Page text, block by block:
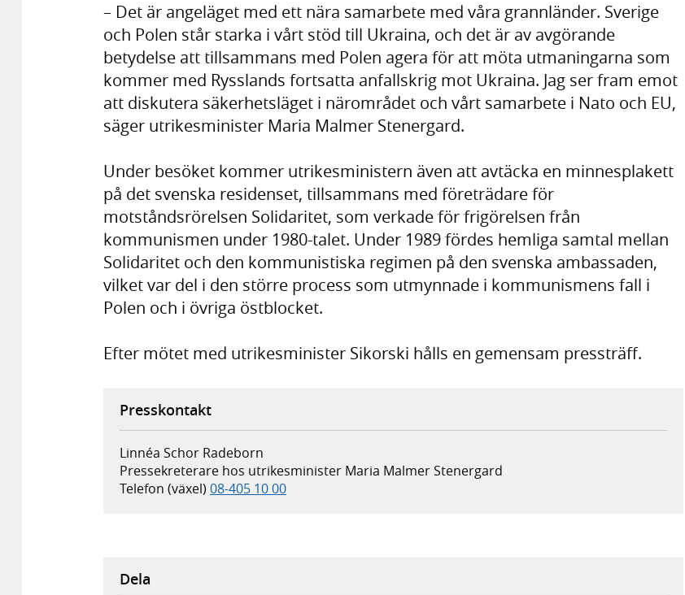
– Det är angeläget med ett nära samarbete med våra grannländer. Sverige
och Polen står starka i vårt stöd till Ukraina, och det är av avgörande
betydelse att tillsammans med Polen agera för att möta utmaningarna som
kommer med Rysslands fortsatta anfallskrig mot Ukraina. Jag ser fram emot
att diskutera säkerhetsläget i närområdet och vårt samarbete i Nato och EU,
säger utrikesminister Maria Malmer Stenergard.
Under besöket kommer utrikesministern även att avtäcka en minnesplakett
på det svenska residenset, tillsammans med företrädare för
motståndsrörelsen Solidaritet, som verkade för frigörelsen från
kommunismen under 1980-talet. Under 1989 fördes hemliga samtal mellan
Solidaritet och den kommunistiska regimen på den svenska ambassaden,
vilket var del i den större process som utmynnade i kommunismens fall i
Polen och i övriga östblocket.
Efter mötet med utrikesminister Sikorski hålls en gemensam pressträff.
Presskontakt
Linnéa Schor Radeborn
Pressekreterare hos utrikesminister Maria Malmer Stenergard
Telefon (växel) 08-405 10 00
Dela